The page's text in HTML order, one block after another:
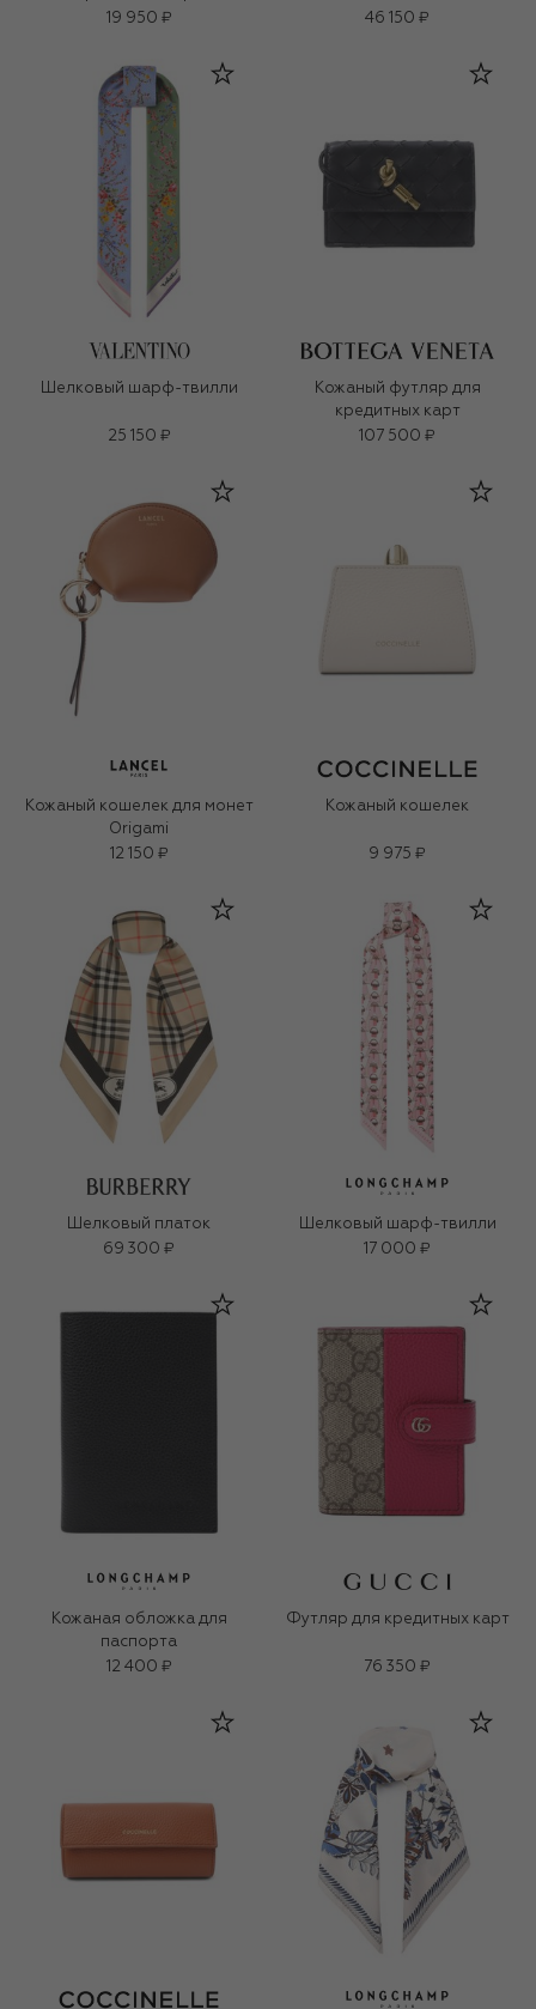
19 950 ₽
46 150 ₽
Шелковый шарф-твилли
25 150 ₽
Кожаный футляр для
кредитных карт
107 500 ₽
Кожаный кошелек для монет
Origami
12 150 ₽
Кожаный кошелек
9 975 ₽
Шелковый платок
69 300 ₽
Шелковый шарф-твилли
17 000 ₽
Кожаная обложка для
паспорта
12 400 ₽
Футляр для кредитных карт
76 350 ₽